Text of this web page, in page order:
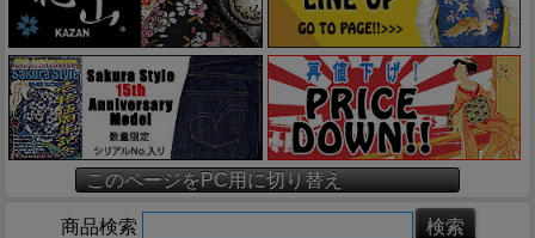
このページをPC用に切り替え
商品検索